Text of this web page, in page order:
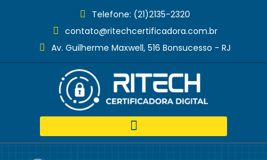
Telefone: (21)2135-2320
contato@ritechcertificadora.com.br
Av. Guilherme Maxwell, 516 Bonsucesso - RJ